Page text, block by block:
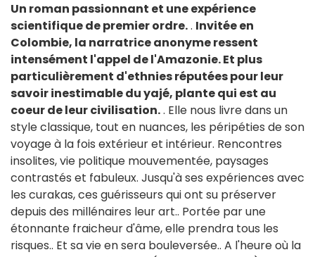
Un roman passionnant et une expérience
scientifique de premier ordre.. Invitée en
Colombie, la narratrice anonyme ressent
intensément l'appel de l'Amazonie. Et plus
particulièrement d'ethnies réputées pour leur
savoir inestimable du yajé, plante qui est au
coeur de leur civilisation.. Elle nous livre dans un
style classique, tout en nuances, les péripéties de son
voyage à la fois extérieur et intérieur. Rencontres
insolites, vie politique mouvementée, paysages
contrastés et fabuleux. Jusqu'à ses expériences avec
les curakas, ces guérisseurs qui ont su préserver
depuis des millénaires leur art.. Portée par une
étonnante fraicheur d'âme, elle prendra tous les
risques.. Et sa vie en sera bouleversée.. A l'heure où la